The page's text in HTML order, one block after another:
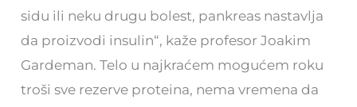
sidu ili neku drugu bolest, pankreas nastavlja
da proizvodi insulin“, kaže profesor Joakim
Gardeman. Telo u najkraćem mogućem roku
troši sve rezerve proteina, nema vremena da